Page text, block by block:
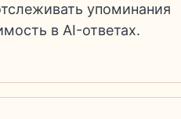
упоминания
в AI-ответах.